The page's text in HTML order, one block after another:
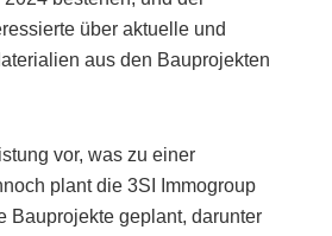
über aktuelle und
aus den Bauprojekten
vor, was zu einer
plant die 3SI Immogroup
Bauprojekte geplant, darunter